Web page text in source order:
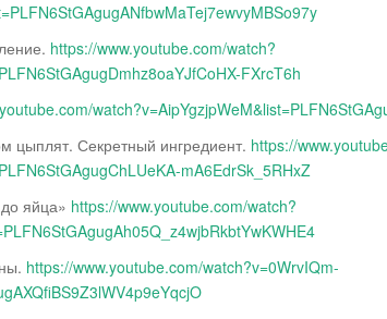
https://www.youtube.com/watch?
FXrcT6h
цыплят. Секретный ингредиент. https://
mA6EdrSk_5RHxZ
яйца» https://www.youtube.com/watch?
https://www.youtube.com/watch?v=0WrvIQm-